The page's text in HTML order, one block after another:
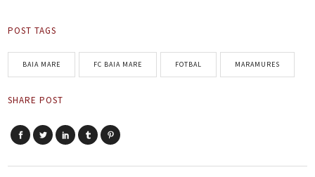
POST TAGS
BAIA MARE FC BAIA MARE FOTBAL MARAMURES
SHARE POST